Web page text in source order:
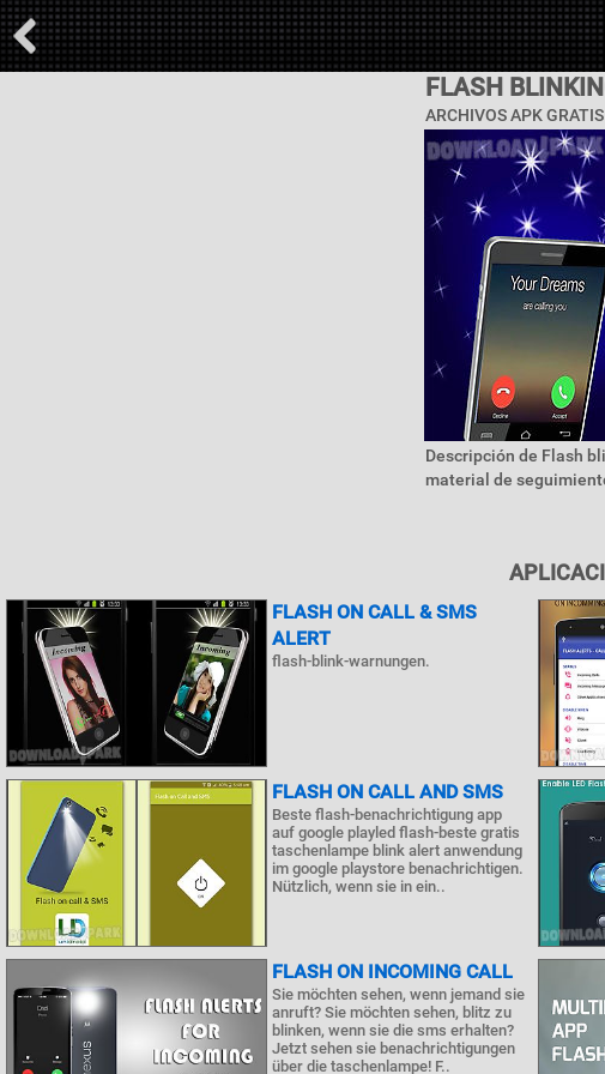
FLASH
ARCHIVOS APK GRATIS
Descripción de Flash
material de
FLASH ON CALL & SMS
ALERT
flash-blink-warnungen.
FLASH ON CALL AND SMS
Beste flash-benachrichtigung app
auf google playled flash-beste gratis
taschenlampe blink alert anwendung
im google playstore benachrichtigen.
Nützlich, wenn sie in ein..
FLASH ON INCOMING CALL
Sie möchten sehen, wenn jemand sie
anruft? Sie möchten sehen, blitz zu
blinken, wenn sie die sms erhalten?
Jetzt sehen sie benachrichtigungen
über die taschenlampe! F..